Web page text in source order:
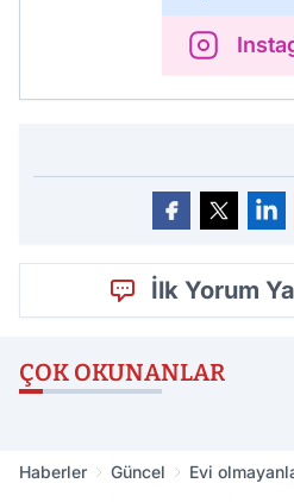
İlk Yorum
ÇOK OKUNANLAR
Haberler Güncel
Evi